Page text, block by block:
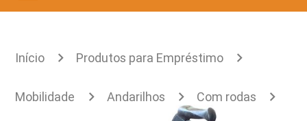
Início Produtos para Empréstimo
Mobilidade Andarilhos Com rodas